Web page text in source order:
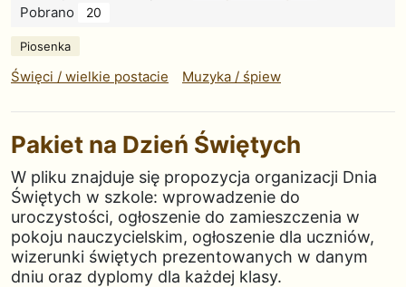
Pobrano
20
Piosenka
Święci / wielkie postacie Muzyka / śpiew
Pakiet na Dzień Świętych
W pliku znajduje się propozycja organizacji Dnia
Świętych w szkole: wprowadzenie do
uroczystości, ogłoszenie do zamieszczenia w
pokoju nauczycielskim, ogłoszenie dla uczniów,
wizerunki świętych prezentowanych w danym
dniu oraz dyplomy dla każdej klasy.